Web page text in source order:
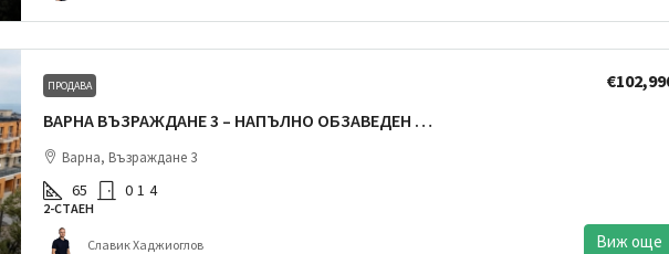
ПРОДАВА
ВАРНА ВЪЗРАЖДАНЕ 3 – НАПЪЛНО ОБЗАВЕДЕН ДВУСТАЕН – ЧИСТО НОВ
Варна, Възраждане 3
65 0 1 4
2-СТАЕН
Виж още
Славик Хаджиоглов